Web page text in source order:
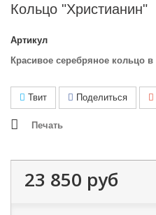
Кольцо "Христианин"
Артикул
Красивое серебряное кольцо в
Твит Поделиться
Печать
23 850 руб